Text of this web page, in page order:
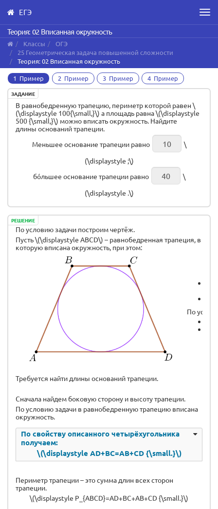
Skip
to
main
content
ЕГЭ
Теория: 02 Вписанная окружность
Классы
ОГЭ
25 Геометрическая задача повышенной сложности
Теория: 02 Вписанная окружность
1 Пример 2 Пример 3 Пример 4 Пример
ЗАДАНИЕ
В равнобедренную трапецию, периметр которой равен \
(\displaystyle 100{\small,}\) а площадь равна \(\displaystyle
500 {\small,}\) можно вписать окружность. Найдите
длины оснований трапеции.
Меньшее основание трапеции равно
\
(\displaystyle ;\)
бóльшее основание трапеции равно
\
(\displaystyle .\)
РЕШЕНИЕ
По условию задачи построим чертёж.
Пусть \(\displaystyle ABCD\) – равнобедренная трапеция, в
которую вписана окружность, при этом:
По
Требуется найти длины оснований трапеции.
Сначала найдем боковую сторону и высоту трапеции.
По условию задачи в равнобедренную трапецию вписана
окружность.
По свойству описанного четырёхугольника
получаем:
\(\displaystyle AD+BC=AB+CD {\small.}\)
Периметр трапеции – это сумма длин всех сторон
трапеции.
\(\displaystyle P_{ABCD}=AD+BC+AB+CD {\small.}\)